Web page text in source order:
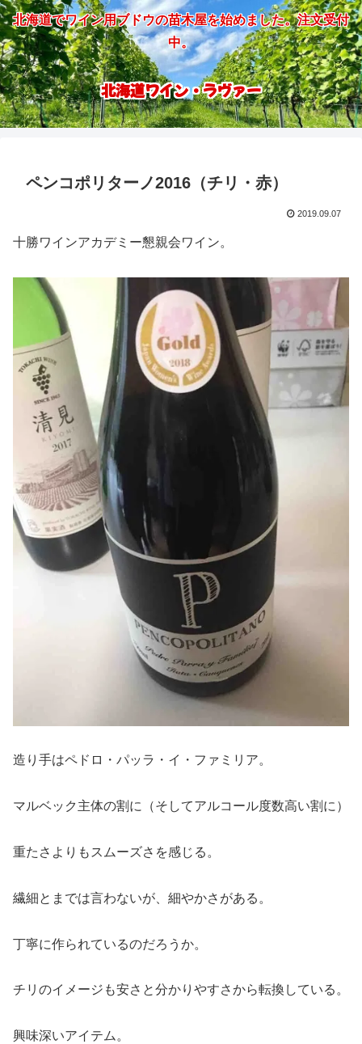
北海道でワイン用ブドウの苗木屋を始めました。注文受付
中。
北海道ワイン・ラヴァー
ペンコポリターノ2016（チリ・赤）
2019.09.07
十勝ワインアカデミー懇親会ワイン。
造り手はペドロ・パッラ・イ・ファミリア。
マルベック主体の割に（そしてアルコール度数高い割に）
重たさよりもスムーズさを感じる。
繊細とまでは言わないが、細やかさがある。
丁寧に作られているのだろうか。
チリのイメージも安さと分かりやすさから転換している。
興味深いアイテム。